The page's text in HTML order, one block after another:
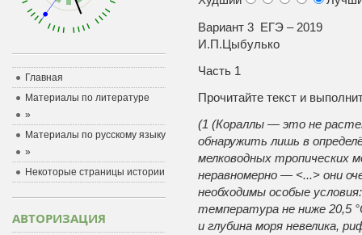
Вариант
И.П.Цыбулько
Часть 1
Прочитайте текст и
(1 (Кораллы — это не
обнаружить лишь в
мелководных тропических
неравномерно — <...> они
необходимы особые
температура не ниже 20,5
и глубина моря невелика,
Главная
Материалы по литературе
»
Материалы по русскому языку
»
Некоторые страницы истории
АВТОРИЗАЦИЯ